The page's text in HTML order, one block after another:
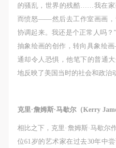
的骚乱，世界的残酷……我在家
而愤怒——然后去工作室画画，
协调起来。我还是个正常人吗？
抽象绘画的创作，转向具象绘
通却令人恐惧，他笔下的普通
地反映了美国当时的社会和政治
克里·詹姆斯·马歇尔（Kerry
相比之下，克里·詹姆斯·马歇尔
位61岁的艺术家在过去30年中
主。
（3）、乙方为甲方拍摄中
有公教活动。
二、拍摄内容、使用形式、
（1）、拍摄内容 乙方拍摄
容包括：①中央美术学院美
（2）、使用形式 用于中央
附带光盘及宣传资料。
（3）、使用地域范围
主。
（3）、乙方为甲方拍摄中
有公教活动。
二、拍摄内容、使用形式、
（1）、拍摄内容 乙方拍摄
容包括：①中央美术学院美
（2）、使用形式 用于中央
附带光盘及宣传资料。
（3）、使用地域范围
主。
（3）、乙方为甲方拍摄中
有公教活动。
二、拍摄内容、使用形式、
（1）、拍摄内容 乙方拍摄
容包括：①中央美术学院美
（2）、使用形式 用于中央
附带光盘及宣传资料。
（3）、使用地域范围